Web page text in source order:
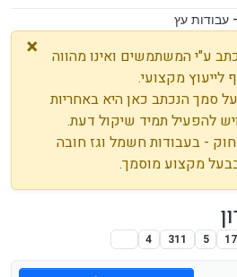
עבודות עץ
×
ע"י המשתמשים ואינו מהווה
לייעוץ מקצועי.
סמך הנכתב כאן היא באחריות
להפעיל תמיד שיקול דעת.
- בעבודות חשמל וגז חובה
מקצוע מוסמך.
17
5
311
4